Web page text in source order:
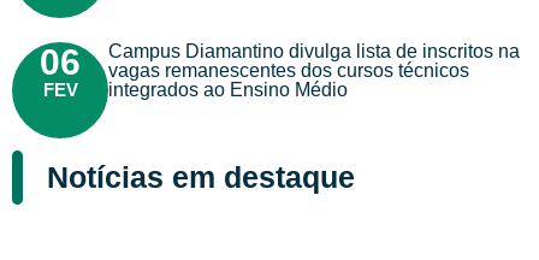
06
FEV
Campus Diamantino divulga lista de inscritos na
vagas remanescentes dos cursos técnicos
integrados ao Ensino Médio
Notícias em destaque